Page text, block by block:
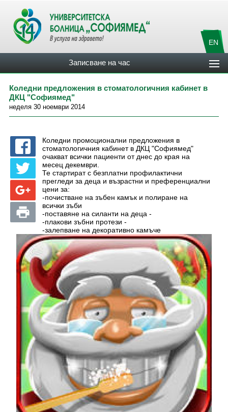
EN
Записване на час
Коледни предложения в стоматологичния кабинет в
ДКЦ "Софиямед"
неделя 30 ноември 2014
Коледни промоционални предложения в
стоматологичния кабинет в ДКЦ "Софиямед"
очакват всички пациенти от днес до края на
месец декември.
Те стартират с безплатни профилактични
прегледи за деца и възрастни и преференциални
цени за:
-почистване на зъбен камък и полиране на
всички зъби
-поставяне на силанти на деца -
-плакови зъбни протези -
-залепване на декоративно камъче